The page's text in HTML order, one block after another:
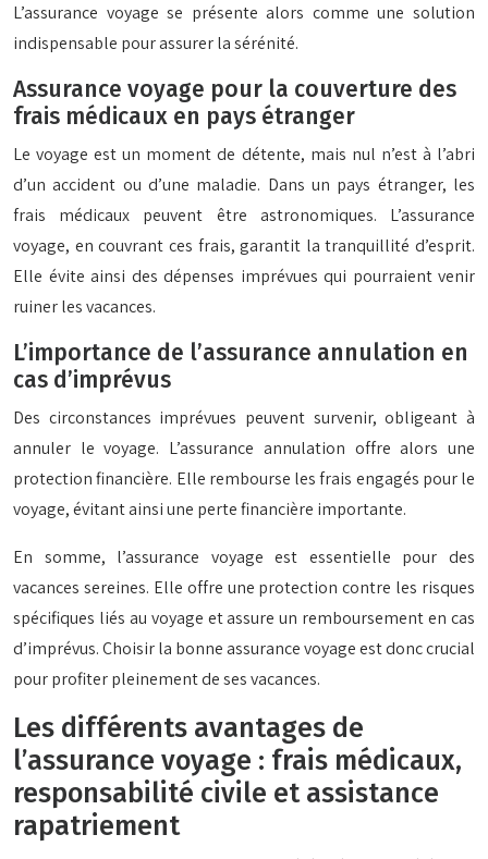
L’assurance voyage se présente alors comme une solution
indispensable pour assurer la sérénité.
Assurance voyage pour la couverture des
frais médicaux en pays étranger
Le voyage est un moment de détente, mais nul n’est à l’abri
d’un accident ou d’une maladie. Dans un pays étranger, les
frais médicaux peuvent être astronomiques. L’assurance
voyage, en couvrant ces frais, garantit la tranquillité d’esprit.
Elle évite ainsi des dépenses imprévues qui pourraient venir
ruiner les vacances.
L’importance de l’assurance annulation en
cas d’imprévus
Des circonstances imprévues peuvent survenir, obligeant à
annuler le voyage. L’assurance annulation offre alors une
protection financière. Elle rembourse les frais engagés pour le
voyage, évitant ainsi une perte financière importante.
En somme, l’assurance voyage est essentielle pour des
vacances sereines. Elle offre une protection contre les risques
spécifiques liés au voyage et assure un remboursement en cas
d’imprévus. Choisir la bonne assurance voyage est donc crucial
pour profiter pleinement de ses vacances.
Les différents avantages de
l’assurance voyage : frais médicaux,
responsabilité civile et assistance
rapatriement